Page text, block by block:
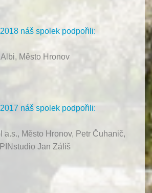
náš spolek podpořili:
Albi, Město Hronov
náš spolek podpořili:
a.s., Město Hronov, Petr Čuhanič,
PINstudio Jan Záliš